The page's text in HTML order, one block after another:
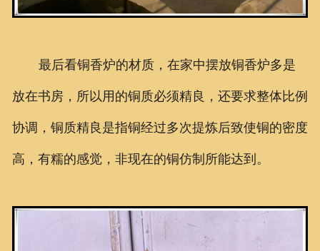
最后看铜香炉的材质，在家中摆放铜香炉多是
放在书房，所以用的铜质必须精良，还要求整体比例
协调，铜质精良是指铜经过多次提炼后致使铜的密度
高，有糯的感觉，非现在的铜仿制所能达到。